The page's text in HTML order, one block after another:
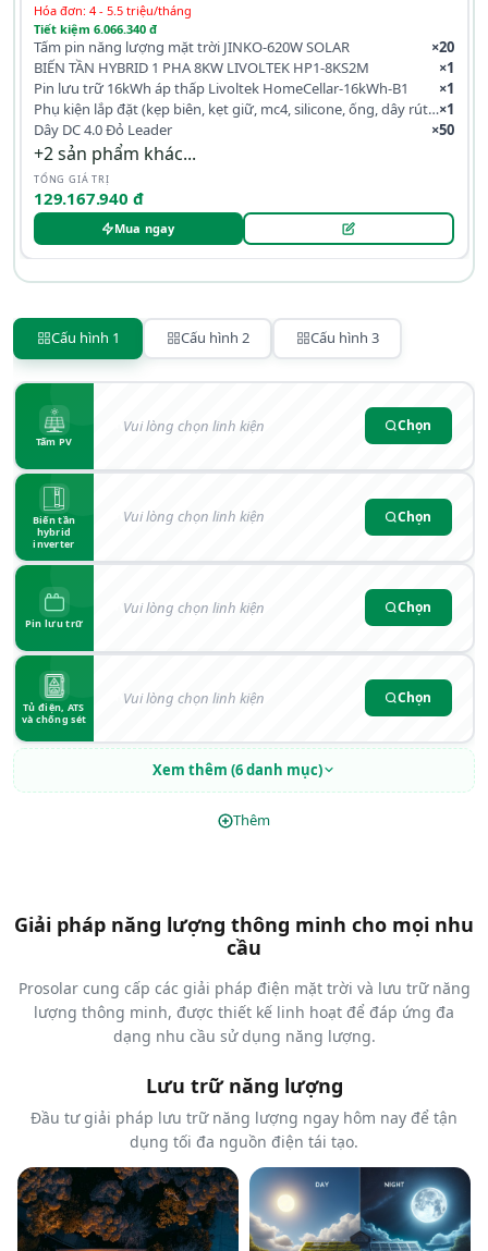
Hóa đơn: 4 - 5.5 triệu/tháng
Tiết kiệm 6.066.340 đ
Tấm pin năng lượng mặt trời JINKO-620W SOLAR
×20
BIẾN TẦN HYBRID 1 PHA 8KW LIVOLTEK HP1-8KS2M
×1
Pin lưu trữ 16kWh áp thấp Livoltek HomeCellar-16kWh-B1
×1
Phụ kiện lắp đặt (kẹp biên, kẹt giữ, mc4, silicone, ống, dây rút, co)×1
Dây DC 4.0 Đỏ Leader
×50
+2 sản phẩm khác...
TỔNG GIÁ TRỊ
129.167.940 đ
Mua ngay
Cấu hình 1 Cấu hình 2 Cấu hình 3
Tấm PV
Vui lòng chọn linh kiện Chọn
Biến tần
hybrid
inverter
Vui lòng chọn linh kiện Chọn
Pin lưu trữ
Vui lòng chọn linh kiện Chọn
Tủ điện, ATS
và chống sét
Vui lòng chọn linh kiện Chọn
Xem thêm (6 danh mục)
Thêm
Giải pháp năng lượng thông minh cho mọi nhu
cầu
Prosolar cung cấp các giải pháp điện mặt trời và lưu trữ năng
lượng thông minh, được thiết kế linh hoạt để đáp ứng đa
dạng nhu cầu sử dụng năng lượng.
Lưu trữ năng lượng
Đầu tư giải pháp lưu trữ năng lượng ngay hôm nay để tận
dụng tối đa nguồn điện tái tạo.